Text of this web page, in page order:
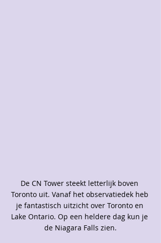
De CN Tower steekt letterlijk boven
Toronto uit. Vanaf het observatiedek heb
je fantastisch uitzicht over Toronto en
Lake Ontario. Op een heldere dag kun je
de Niagara Falls zien.